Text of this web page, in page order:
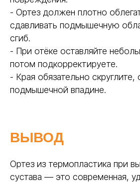
- Ортез должен плотно
сдавливать подмышечную
сгиб.
- При отёке оставляйте
потом подкорректируете.
- Края обязательно скруглите,
подмышечной впадине.
ВЫВОД
Ортез из термопластика при
сустава — это современная,